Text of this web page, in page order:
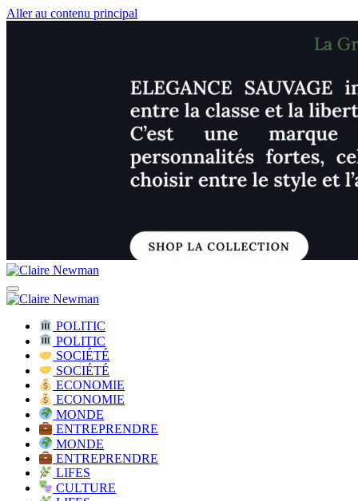
Aller au contenu principal
Claire Newman
Citoyenne Engagée I Leadership féminin
Citoyenne Engagée I Leadership féminin
POLITIC
POLITIC
SOCIÉTÉ
SOCIÉTÉ
ECONOMIE
ECONOMIE
MONDE
ENTREPRENDRE
MONDE
ENTREPRENDRE
LIFES
CULTURE